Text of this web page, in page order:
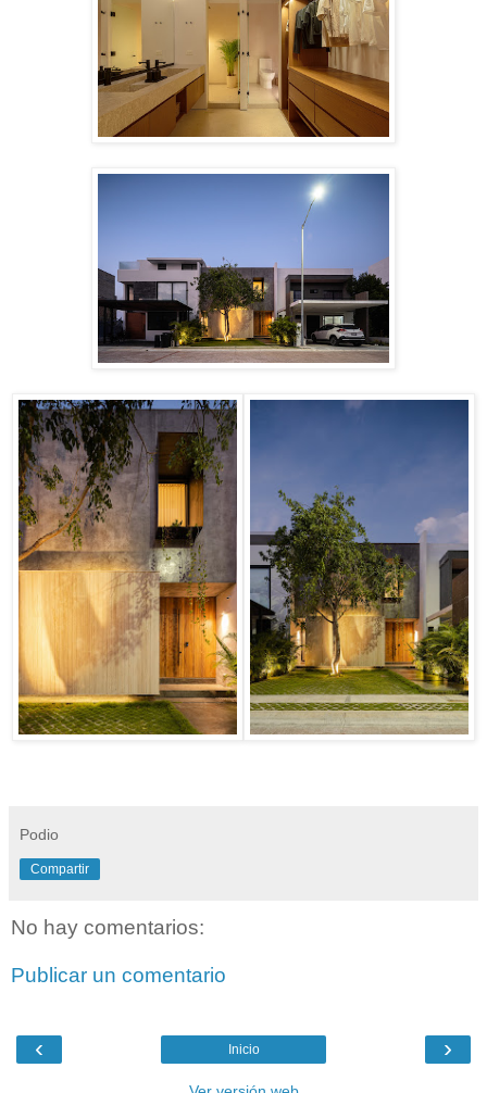
Podio
Compartir
No hay comentarios:
Publicar un comentario
‹ ›
Inicio